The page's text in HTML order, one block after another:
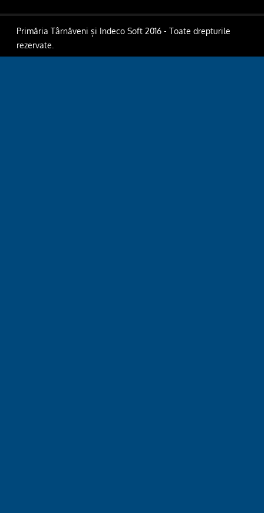
Primăria Târnăveni și Indeco Soft 2016 - Toate drepturile
rezervate.